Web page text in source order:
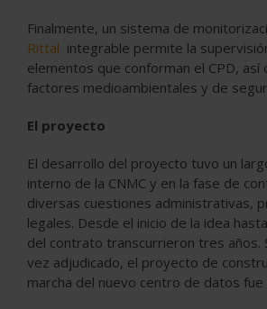
Finalmente, un sistema de
Rittal integrable permite la
elementos que conforman el CPD, así
factores medioambientales y de
El proyecto
El desarrollo del proyecto tuvo un
interno de la CNMC y en la fase de
diversas cuestiones administrativas,
legales. Desde el inicio de la idea
del contrato transcurrieron tres años.
vez adjudicado, el proyecto de
marcha del nuevo centro de datos